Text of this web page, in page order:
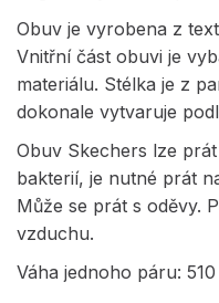
Obuv je vyrobena z
Vnitřní část obuvi je
materiálu. Stélka je z
dokonale vytvaruje
Obuv Skechers lze
bakterií, je nutné prát
Může se prát s oděvy.
vzduchu.
Váha jednoho páru: 510